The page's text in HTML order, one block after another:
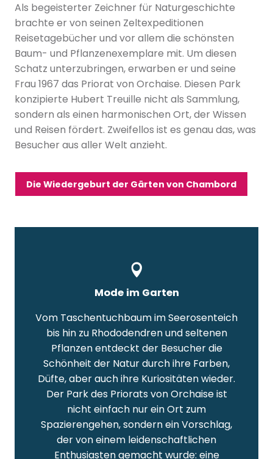
Als begeisterter Zeichner für Naturgeschichte
brachte er von seinen Zeltexpeditionen
Reisetagebücher und vor allem die schönsten
Baum- und Pflanzenexemplare mit. Um diesen
Schatz unterzubringen, erwarben er und seine
Frau 1967 das Priorat von Orchaise. Diesen Park
konzipierte Hubert Treuille nicht als Sammlung,
sondern als einen harmonischen Ort, der Wissen
und Reisen fördert. Zweifellos ist es genau das, was
Besucher aus aller Welt anzieht.
Die Wiedergeburt der Gärten von Chambord
Mode im Garten
Vom Taschentuchbaum im Seerosenteich
bis hin zu Rhododendren und seltenen
Pflanzen entdeckt der Besucher die
Schönheit der Natur durch ihre Farben,
Düfte, aber auch ihre Kuriositäten wieder.
Der Park des Priorats von Orchaise ist
nicht einfach nur ein Ort zum
Spazierengehen, sondern ein Vorschlag,
der von einem leidenschaftlichen
Enthusiasten gemacht wurde: eine